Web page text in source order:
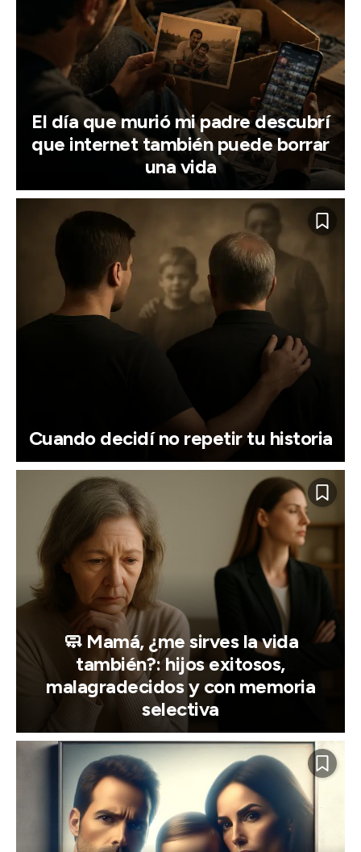
El día que murió mi padre descubrí
que internet también puede borrar
una vida
Cuando decidí no repetir tu historia
🧼 Mamá, ¿me sirves la vida
también?: hijos exitosos,
malagradecidos y con memoria
selectiva